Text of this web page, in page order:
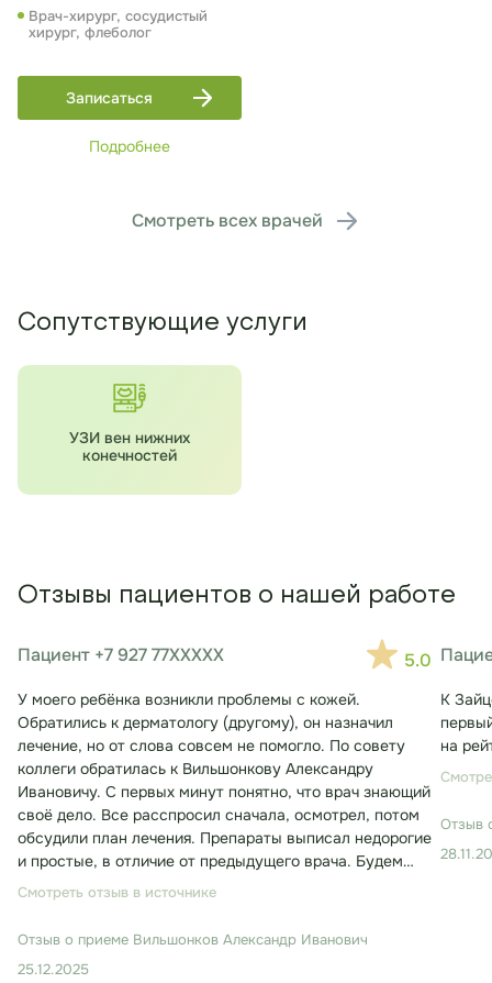
Врач-хирург, сосудистый
хирург, флеболог
Записаться
Подробнее
Смотреть всех врачей
Сопутствующие услуги
УЗИ вен нижних
конечностей
Отзывы пациентов о нашей работе
Пациент +7 927 77XXXXX 5.0
У моего ребёнка возникли проблемы с кожей.
Обратились к дерматологу (другому), он назначил
лечение, но от слова совсем не помогло. По совету
коллеги обратилась к Вильшонкову Александру
Ивановичу. С первых минут понятно, что врач знающий
своё дело. Все расспросил сначала, осмотрел, потом
обсудили план лечения. Препараты выписал недорогие
и простые, в отличие от предыдущего врача. Будем
лечиться. Консультация заняла около 30 минут.
Смотреть отзыв в источнике
Отзыв о приеме Вильшонков Александр Иванович
25.12.2025
К
на
Отзыв